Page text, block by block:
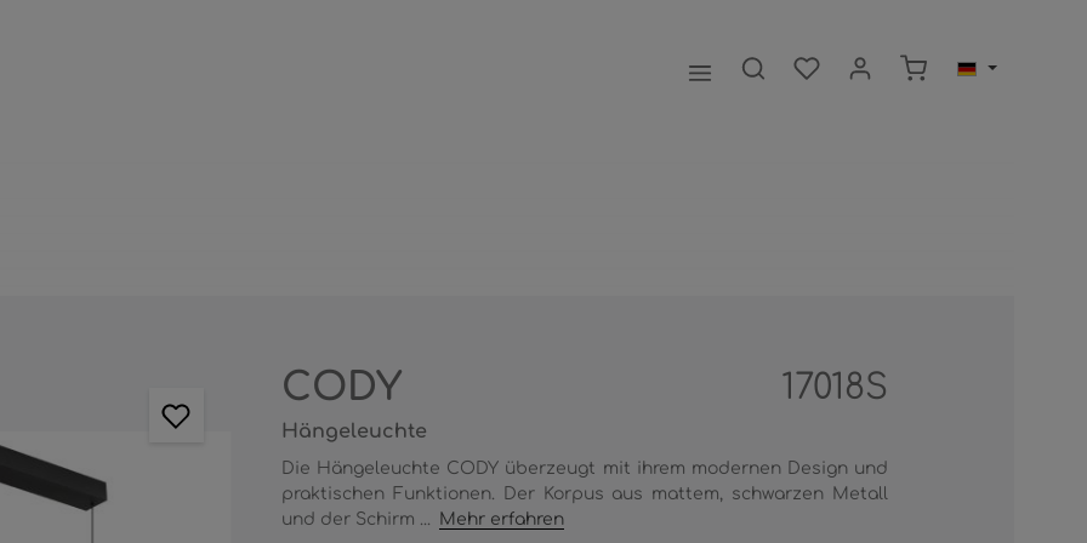
CODY 17018S
Hängeleuchte
Die Hängeleuchte CODY überzeugt mit ihrem modernen Design und
praktischen Funktionen. Der Korpus aus mattem, schwarzen Metall
und der Schirm ...
Mehr erfahren